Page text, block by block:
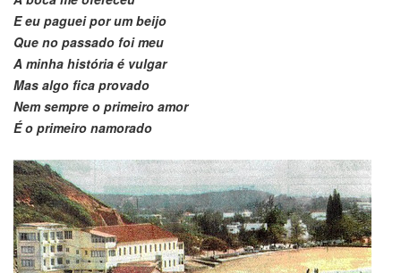
E eu paguei por um beijo
Que no passado foi meu
A minha história é vulgar
Mas algo fica provado
Nem sempre o primeiro amor
É o primeiro namorado